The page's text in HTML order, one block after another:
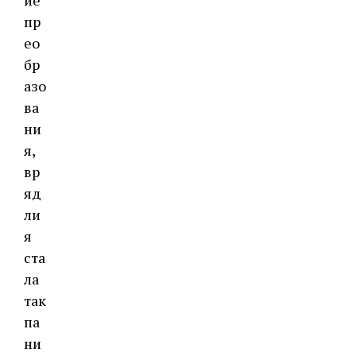
пр
eo
бр
aзo
вa
ни
я,
вр
яд
ли
я
cтa
лa
тaк
пa
ни